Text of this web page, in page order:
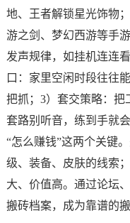
地、王者解锁星光饰物
游之剑、梦幻西游等手
发声规律，如挂机连连
口：家里空闲时段往往
把抓；3）套交策略：把
套路别听音，练到手就
“怎么赚钱”这两个关键
级、装备、皮肤的线索
大、价值高。通过论坛
搬砖档案，成为靠谱的搬